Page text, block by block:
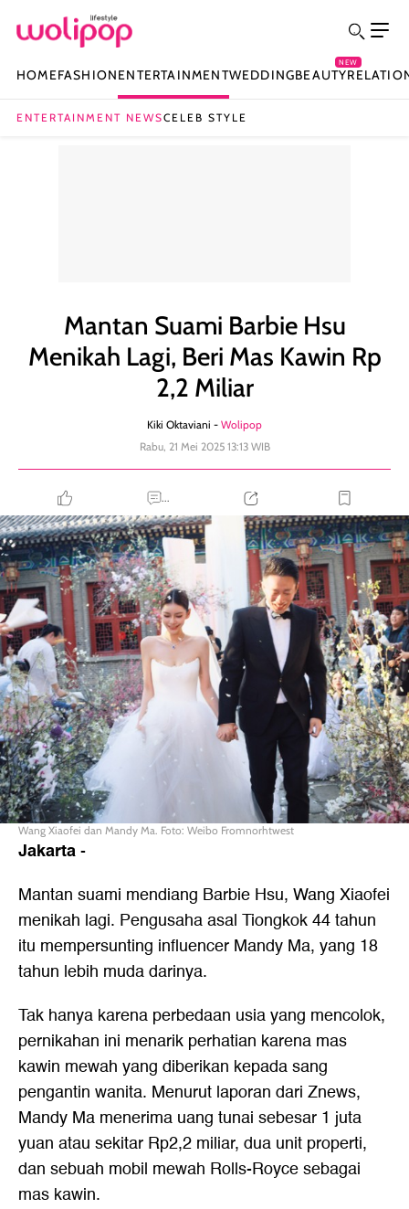
HOMEFASHIONENTERTAINMENTWEDDINGBEAUTY
NEW
ENTERTAINMENT NEWSCELEB STYLE
Mantan Suami Barbie Hsu
Menikah Lagi, Beri Mas Kawin Rp
2,2 Miliar
Kiki Oktaviani - Wolipop
Rabu, 21 Mei 2025 13:13 WIB
...
Wang Xiaofei dan Mandy Ma. Foto: Weibo Fromnorhtwest
Jakarta-
Mantan suami mendiang Barbie Hsu, Wang Xiaofei
menikah lagi. Pengusaha asal Tiongkok 44 tahun
itu mempersunting influencer Mandy Ma, yang 18
tahun lebih muda darinya.
Tak hanya karena perbedaan usia yang mencolok,
pernikahan ini menarik perhatian karena mas
kawin mewah yang diberikan kepada sang
pengantin wanita. Menurut laporan dari Znews,
Mandy Ma menerima uang tunai sebesar 1 juta
yuan atau sekitar Rp2,2 miliar, dua unit properti,
dan sebuah mobil mewah Rolls-Royce sebagai
mas kawin.